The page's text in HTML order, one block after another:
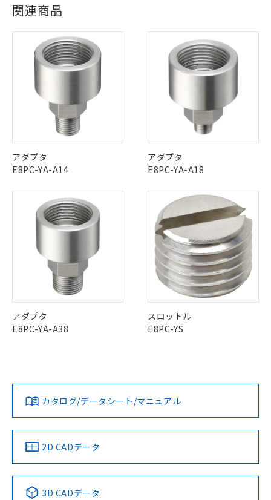
ダウンロードデータをご利用いただく前に、以下を必ずお読
みください。
ソフトウェアの使用条件
対応状況 ※1
対応済み
中国 RoHS 注意事項・凡例
中国 RoHS表※1 ※2
"対応済み"や非含有の記載がされた商品であっても、流通
在庫等で未対応品が混在する可能性があります。
非含有品が必要な際は、弊社営業部門もしくは販売店へお
問い合わせください。
この製品のRoHS/REACH対応状況ページへ
Yes
LR型式承認
（イギリス
船舶規格）
DNV型式承認
BV型式承認
（フランス
KR型式
その他の認証はこちらのページからご検索ください
関連商品
アダプタ
E8PC-YA-A14
アダプタ
E8PC-YA-A18
アダプタ
E8PC-YA-A38
スロットル
E8PC-YS
カタログ/データシート/マニュアル
2D CADデータ
3D CADデータ
在庫状況および標準価格照会結果は、
記載している更新日時点での社内デー
タに基づき作成されるものであり、閲
覧された時点での実際の在庫および標
準価格とは異なる場合があることをご
了承ください。
正式な納期状況および標準価格はお客
様のお取引先、またはお客様担当のオ
ムロン制御機器販売店・当社販売員に
オムロン制御機器販売店や当社販売拠
ください。
在庫状況および標準価格結果を当社の
事前の承諾なく第三者に漏洩または開
示しないようお願いします。
マイパーツ機能（部品リスト作成サー
ビス）をご利用いただくには、I-Web
メンバーズにご登録されている必要が
あります。
お客様が当ウェブサイト上で当社にご
および当社の共同利用者が、当社の製
品・サービスに関するお客様との取
の共同利用に関して"
の「1.共同利
用者の範囲」に記載されている法人を
指します。
仕入先様の事情により、非含有部品として
むを得ず変更することがあります。
*EU RoHS指令（10物質）：
鉛(Pb) 1000ppm以下、 水銀(Hg) 1000ppm以下、 カド
六価クロム(Cr(Ⅵ)) 1000ppm以下、ポリ臭化ビフェニル
類(PBB) 1000ppm以下、ポリ臭化ジフェニルエーテル類
(PBDE) 1000ppm以下、フタル酸ビス(2-エチルヘキシ
ル) (DEHP)(別名：DOP) 1000ppm以下、フタル酸ブチ
ルベンジル（BBP） 1000ppm以下、フタル酸ジブチル
（DBP） 1000ppm以下、フタル酸ジイソブチル
(DIBP) 1000ppm以下
フタル酸エステル類の４物質については閾値を超える意
※2 対応予定月
部品在庫の切り替え状況などにより、予定
月が前後することがあります。
※3 非含有証明書ダウンロード
下記の非含有証明書をダウンロードするこ
るもので、過去に遡って非含有を証明する
ものではありません。
また、RoHS指令のフタル酸エステル類４
物質の対応では、対応完了までの期間は出
荷製品に未対応品が混在することから備考
欄に対応日を記載しておりました。
既に当社にて対応品への在庫切替を完了
していることから、特段のことがない限
「×」：最大均質材料含有率が中国RoHSの
基準値を超えていることを示します。
「－」：未確認です。当社販売部門へお問
い合わせください。
*中国RoHS10物質の基準値 (GB/T26572)：
Pb(鉛) :1000ppm、 Hg(水銀) : 1000ppm、 Cd(カドミウ
Cr(Ⅵ)(六価クロム) : 1000ppm、 PBBs(ポリ臭化ビフェ
ニル類) : 1000ppm、 PBDEs(ポリ臭化ジフェニルエーテ
ル類) : 1000ppm、
DBP(フタル酸ジブチル) : 1000ppm、 DIBP(フタル酸ジ
イソブチル) : 1000ppm、 BBP(フタル酸ブチルベンジ
ル) : 1000ppm、
DEHP(フタル酸ビス(2-エチルヘキシル)) : 1000ppm
※2 環境保護使用期限
「ｅ」：有害物質（10物質）のすべてが基
準値以下であることを示します。
「10」：通常の使用状況下において有害物
質が外部に漏えいし、環境に深刻な影響を
及ぼさない年数を意味します。
「－」：未確認です。当社販売部門へお問
い合わせください。
為替および外国貿易法に定める商品
（以下｢規制貨物等」という）を輸出
または国外への提供する場合は、日本
国政府の輸出許可(または役務取引許
可)を取得するなどの必要な手続きを
とります。
当社は規制貨物を破棄する場合は、完
全に破砕するなど、違法に輸出されな
いよう必要な手段を講じます。
当社は貴社製品を、核兵器、ミサイ
ル、化学兵器、生物兵器またはその他
武器並びにこれらの製造装置等に一切
使用いたしません。
当社は、貴社製品を第三者に販売する
場合は、上記1、2および3の内容を当
該第三者に通知します。また当社は、
販売先および販売に係わる関係者が違
法に輸出するおそれがある場合は、取
り引きをいたしません。
記
説明
○
△ 一定数には満たないが在庫あり
－
在庫なし(最新の在庫状況につ
たはお客様担当のオムロン制御
機器販売店・当社販売員にご確
認ください)
受注生産機種、また在庫状況の
情報を公開していない機種